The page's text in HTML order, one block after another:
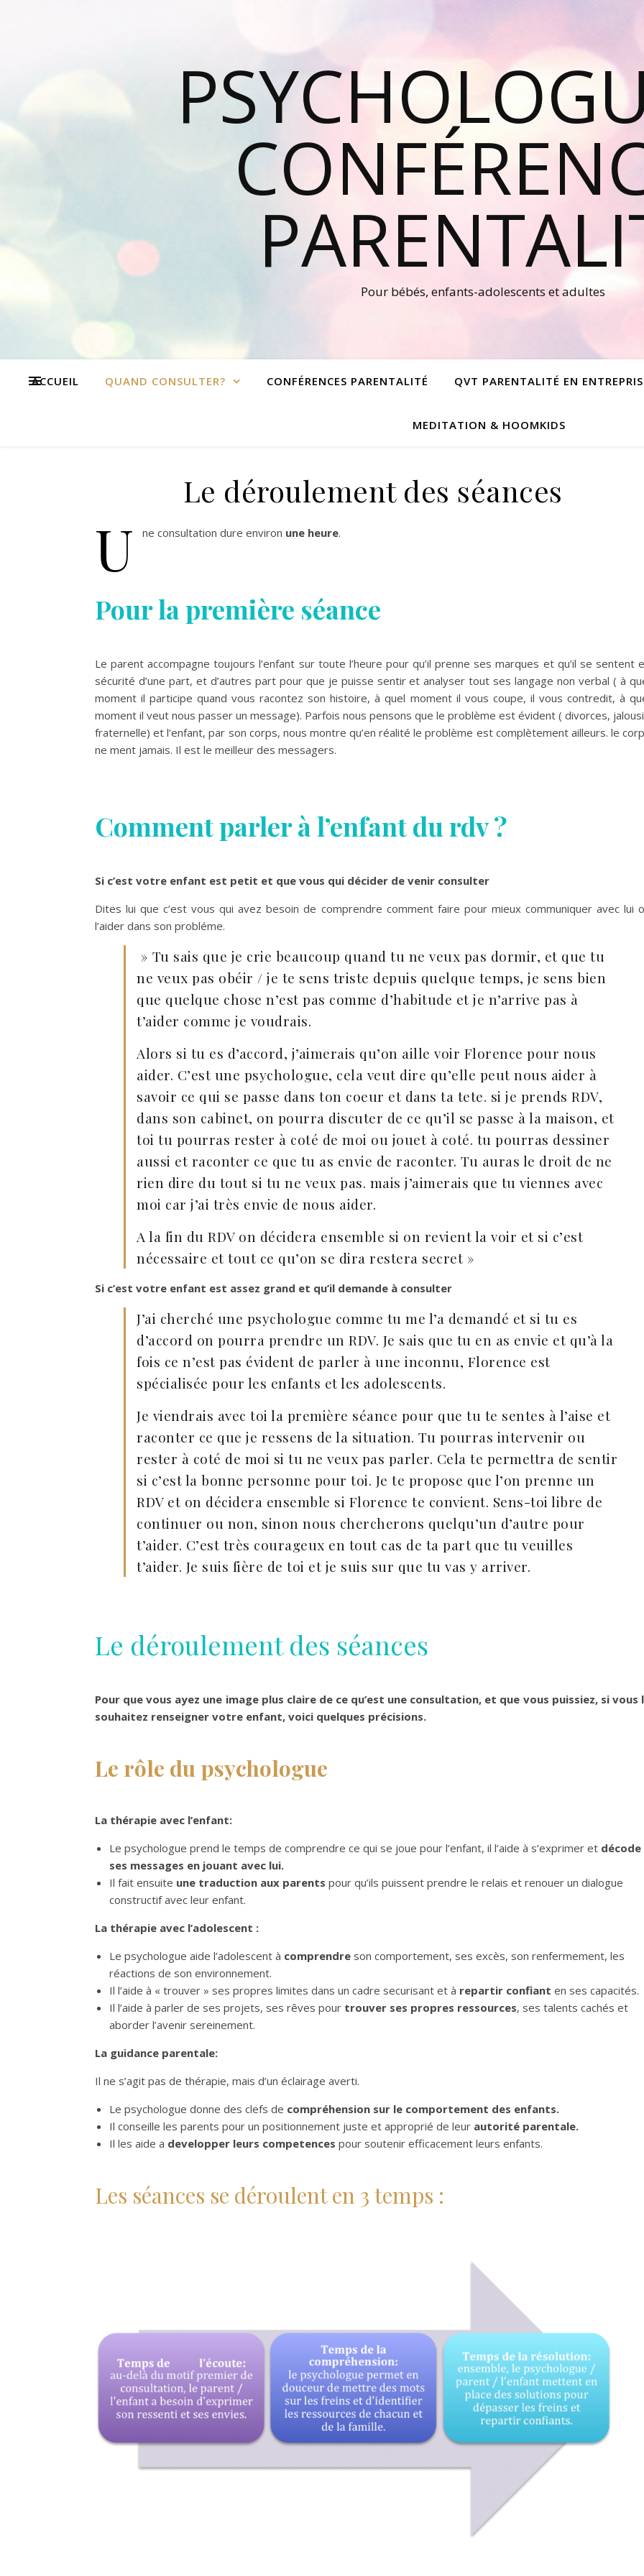
Pour bébés, enfants-adolescents et adultes
ACCUEIL QUAND CONSULTER? CONFÉRENCES PARENTALITÉ QVT PARENTALITÉ EN
MEDITATION & HOOMKIDS
Le déroulement des séances
U ne consultation dure environ une heure.
Pour la première séance
Le parent accompagne toujours l’enfant sur toute l’heure pour qu’il prenne ses marques et qu’il se sentent
sécurité d’une part, et d’autres part pour que je puisse sentir et analyser tout ses langage non verbal ( à
moment il participe quand vous racontez son histoire, à quel moment il vous coupe, il vous contredit, à
moment il veut nous passer un message). Parfois nous pensons que le problème est évident ( divorces,
fraternelle) et l’enfant, par son corps, nous montre qu’en réalité le problème est complètement ailleurs. le
ne ment jamais. Il est le meilleur des messagers.
Comment parler à l’enfant du rdv ?
Si c’est votre enfant est petit et que vous qui décider de venir consulter
Dites lui que c’est vous qui avez besoin de comprendre comment faire pour mieux communiquer avec lui
l’aider dans son probléme.
» Tu sais que je crie beaucoup quand tu ne veux pas dormir, et que tu
ne veux pas obéir / je te sens triste depuis quelque temps, je sens bien
que quelque chose n’est pas comme d’habitude et je n’arrive pas à
t’aider comme je voudrais.
Alors si tu es d’accord, j’aimerais qu’on aille voir Florence pour nous
aider. C’est une psychologue, cela veut dire qu’elle peut nous aider à
savoir ce qui se passe dans ton coeur et dans ta tete. si je prends RDV,
dans son cabinet, on pourra discuter de ce qu’il se passe à la maison, et
toi tu pourras rester à coté de moi ou jouet à coté. tu pourras dessiner
aussi et raconter ce que tu as envie de raconter. Tu auras le droit de ne
rien dire du tout si tu ne veux pas. mais j’aimerais que tu viennes avec
moi car j’ai très envie de nous aider.
A la fin du RDV on décidera ensemble si on revient la voir et si c’est
nécessaire et tout ce qu’on se dira restera secret »
Si c’est votre enfant est assez grand et qu’il demande à consulter
J’ai cherché une psychologue comme tu me l’a demandé et si tu es
d’accord on pourra prendre un RDV. Je sais que tu en as envie et qu’à la
fois ce n’est pas évident de parler à une inconnu, Florence est
spécialisée pour les enfants et les adolescents.
Je viendrais avec toi la première séance pour que tu te sentes à l’aise et
raconter ce que je ressens de la situation. Tu pourras intervenir ou
rester à coté de moi si tu ne veux pas parler. Cela te permettra de sentir
si c’est la bonne personne pour toi. Je te propose que l’on prenne un
RDV et on décidera ensemble si Florence te convient. Sens-toi libre de
continuer ou non, sinon nous chercherons quelqu’un d’autre pour
t’aider. C’est très courageux en tout cas de ta part que tu veuilles
t’aider. Je suis fière de toi et je suis sur que tu vas y arriver.
Le déroulement des séances
Pour que vous ayez une image plus claire de ce qu’est une consultation, et que vous puissiez, si vous
souhaitez renseigner votre enfant, voici quelques précisions.
Le rôle du psychologue
La thérapie avec l’enfant:
Le psychologue prend le temps de comprendre ce qui se joue pour l’enfant, il l’aide à s’exprimer et décode
ses messages en jouant avec lui.
Il fait ensuite une traduction aux parents pour qu’ils puissent prendre le relais et renouer un dialogue
constructif avec leur enfant.
La thérapie avec l’adolescent :
Le psychologue aide l’adolescent à comprendre son comportement, ses excès, son renfermement, les
réactions de son environnement.
Il l’aide à « trouver » ses propres limites dans un cadre securisant et à repartir confiant en ses capacités.
Il l’aide à parler de ses projets, ses rêves pour trouver ses propres ressources, ses talents cachés et
aborder l’avenir sereinement.
La guidance parentale:
Il ne s’agit pas de thérapie, mais d’un éclairage averti.
Le psychologue donne des clefs de compréhension sur le comportement des enfants.
Il conseille les parents pour un positionnement juste et approprié de leur autorité parentale.
Il les aide a developper leurs competences pour soutenir efficacement leurs enfants.
Les séances se déroulent en 3 temps :